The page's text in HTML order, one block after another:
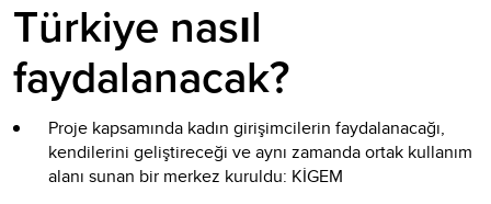
Türkiye nasıl
faydalanacak?
Proje kapsamında kadın girişimcilerin faydalanacağı,
kendilerini geliştireceği ve aynı zamanda ortak kullanım
alanı sunan bir merkez kuruldu: KİGEM